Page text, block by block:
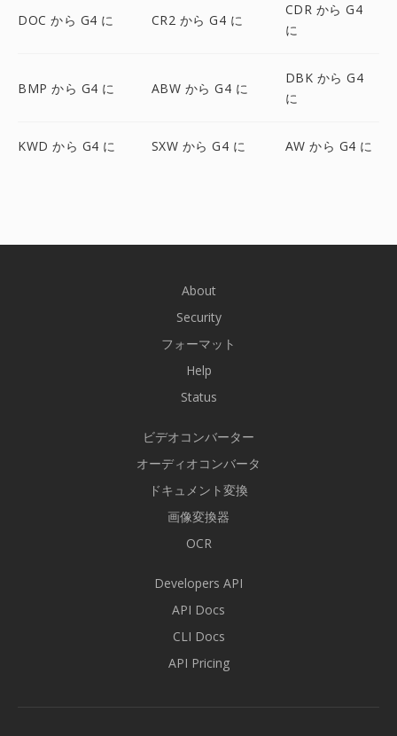
DOC から G4 に CR2 から G4 に
CDR から G4
に
BMP から G4 に ABW から G4 に
DBK から G4
に
KWD から G4 に SXW から G4 に AW から G4 に
About
Security
フォーマット
Help
Status
ビデオコンバーター
オーディオコンバータ
ドキュメント変換
画像変換器
OCR
Developers API
API Docs
CLI Docs
API Pricing